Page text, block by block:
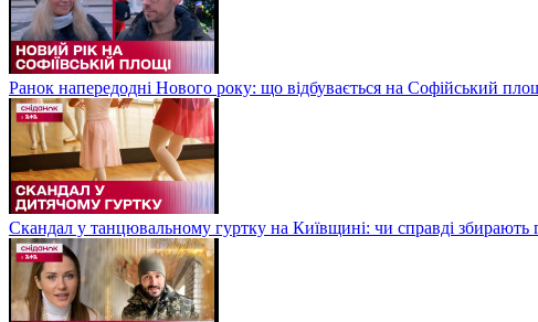
Ранок напередодні Нового року: що відбувається на Софійський
Скандал у танцювальному гуртку на Київщині: чи справді збирають